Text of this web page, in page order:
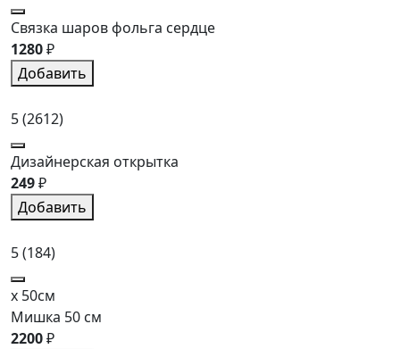
Связка шаров фольга сердце
1280₽
Добавить
5(2612)
Дизайнерская открытка
249₽
Добавить
5(184)
x 50см
Мишка 50 см
2200₽